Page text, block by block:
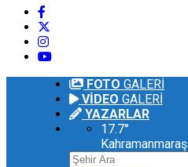
FOTO GALERİ
VİDEO GALERİ
YAZARLAR
17.7°
Kahramanmaraş